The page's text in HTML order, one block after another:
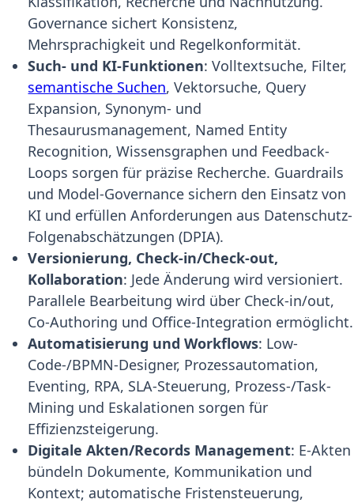
Governance sichert Konsistenz,
Mehrsprachigkeit und Regelkonformität.
Such- und KI-Funktionen: Volltextsuche, Filter,
semantische Suchen, Vektorsuche, Query
Expansion, Synonym- und
Thesaurusmanagement, Named Entity
Recognition, Wissensgraphen und Feedback-
Loops sorgen für präzise Recherche. Guardrails
und Model-Governance sichern den Einsatz von
KI und erfüllen Anforderungen aus Datenschutz-
Folgenabschätzungen (DPIA).
Versionierung, Check-in/Check-out,
Kollaboration: Jede Änderung wird versioniert.
Parallele Bearbeitung wird über Check-in/out,
Co-Authoring und Office-Integration ermöglicht.
Automatisierung und Workflows: Low-
Code-/BPMN-Designer, Prozessautomation,
Eventing, RPA, SLA-Steuerung, Prozess-/Task-
Mining und Eskalationen sorgen für
Effizienzsteigerung.
Digitale Akten/Records Management: E-Akten
bündeln Dokumente, Kommunikation und
Kontext; automatische Fristensteuerung,